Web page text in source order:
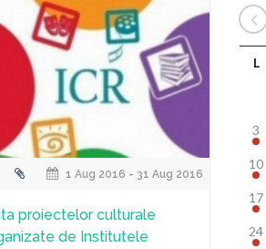
1 Aug 2016 - 31 Aug 2016
proiectelor culturale
de Institutele
L
3
10
17
24